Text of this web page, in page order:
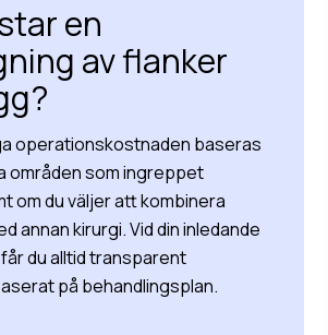
en
av flanker
operationskostnaden baseras
områden som ingreppet
om du väljer att kombinera
annan kirurgi. Vid din inledande
du alltid transparent
på behandlingsplan.